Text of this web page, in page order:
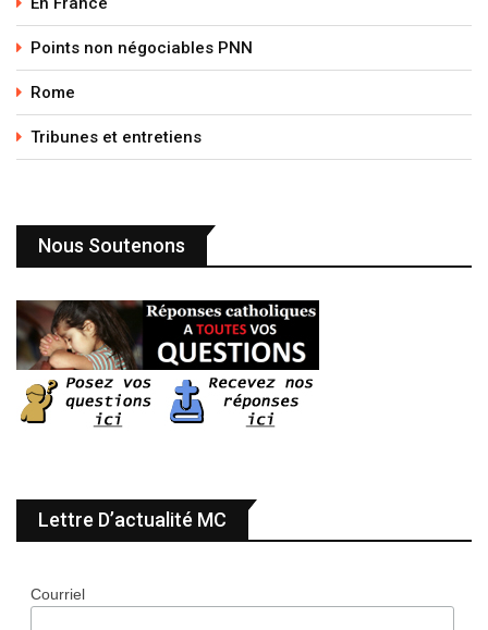
Points non négociables PNN
Rome
Tribunes et entretiens
Nous Soutenons
Lettre D’actualité MC
Courriel